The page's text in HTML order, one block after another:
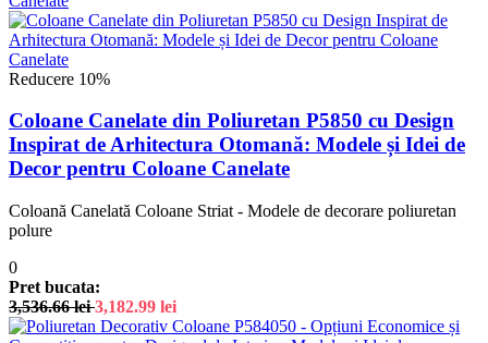
Reducere 10%
Coloane Canelate din Poliuretan P5850 cu Design
Inspirat de Arhitectura Otomană: Modele și Idei de
Decor pentru Coloane Canelate
Coloană Canelată Coloane Striat - Modele de decorare poliuretan
polure
0
Pret bucata:
3,536.66lei 3,182.99 lei